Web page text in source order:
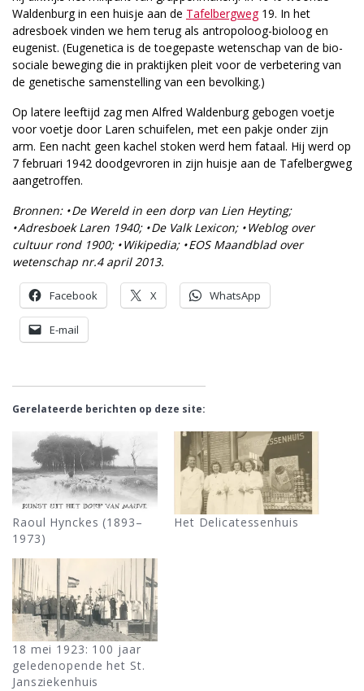
Waldenburg in een huisje aan de Tafelbergweg19. In het
adresboek vinden we hem terug als antropoloog-bioloog en
eugenist. (Eugenetica is de toegepaste wetenschap van de bio-
sociale beweging die in praktijken pleit voor de verbetering van
de genetische samenstelling van een bevolking.)
Op latere leeftijd zag men Alfred Waldenburg gebogen voetje
voor voetje door Laren schuifelen, met een pakje onder zijn
arm. Een nacht geen kachel stoken werd hem fataal. Hij werd op
7 februari 1942 doodgevroren in zijn huisje aan de Tafelbergweg
aangetroffen.
Bronnen: • De Wereld in een dorp van Lien Heyting;
• Adresboek Laren 1940; • De Valk Lexicon; • Weblog over
cultuur rond 1900; • Wikipedia; • EOS Maandblad over
wetenschap nr.4 april 2013.
Facebook X WhatsApp
E-mail
Gerelateerde berichten op deze site:
Raoul Hynckes (1893–
1973)
Het Delicatessenhuis
18 mei 1923: 100 jaar
geledenopende het St.
Jansziekenhuis